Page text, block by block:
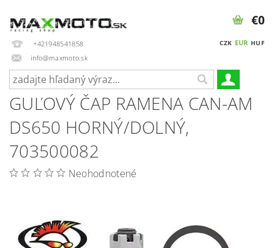
+421948541858
info@maxmoto.sk
CZK EUR HUF
€0
GUĽOVÝ ČAP RAMENA CAN-AM
DS650 HORNÝ/DOLNÝ,
703500082
Neohodnotené